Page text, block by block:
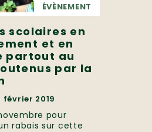
ÉVÈNEMENT
scolaires en
et en
partout au
par la
février 2019
pour
rabais sur cette